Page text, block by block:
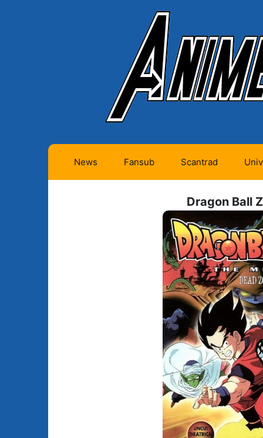
News Fansub
Animes en cours (1)
Animes terminés
Animes licenciés
Animes abandonnés
Tous les animes (604)
Scantrad
(Privés) (4)
Mangas en cours
(Publics) (11)
Mangas terminés
(Privés) (132)
Mangas terminés
(Publics) (88)
Mangas en pause
Mangas licenciés
Mangas
(0)
Dragon Ball